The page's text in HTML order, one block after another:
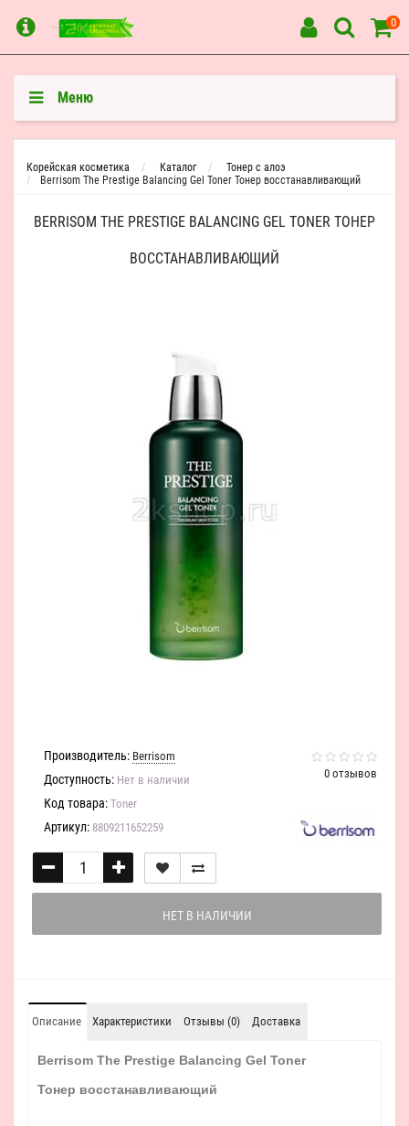
0
Меню
Корейская косметика Каталог
Тонер с алоэ
Berrisom The Prestige Balancing Gel Toner Тонер восстанавливающий
BERRISOM THE PRESTIGE BALANCING GEL TONER ТОНЕР
ВОССТАНАВЛИВАЮЩИЙ
0 отзывов
Производитель: Berrisom
Доступность: Нет в наличии
Код товара: Toner
Артикул: 8809211652259
НЕТ В НАЛИЧИИ
Описание Характеристики Отзывы (0) Доставка
Berrisom The Prestige Balancing Gel Toner
Тонер восстанавливающий